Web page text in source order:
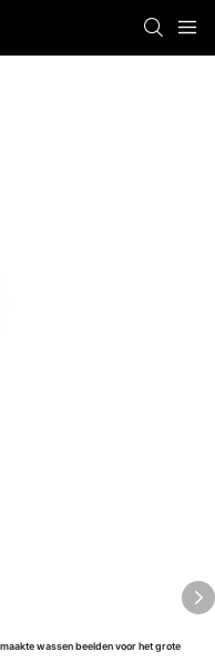
wassen beelden voor het grote